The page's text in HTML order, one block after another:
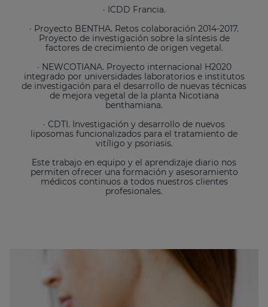
· ICDD Francia.
· Proyecto BENTHA. Retos colaboración 2014-2017.
Proyecto de investigación sobre la síntesis de
factores de crecimiento de origen vegetal.
· NEWCOTIANA. Proyecto internacional H2020
integrado por universidades laboratorios e institutos
de investigación para el desarrollo de nuevas técnicas
de mejora vegetal de la planta Nicotiana
benthamiana.
· CDTI. Investigación y desarrollo de nuevos
liposomas funcionalizados para el tratamiento de
vitíligo y psoriasis.
Este trabajo en equipo y el aprendizaje diario nos
permiten ofrecer una formación y asesoramiento
médicos continuos a todos nuestros clientes
profesionales.